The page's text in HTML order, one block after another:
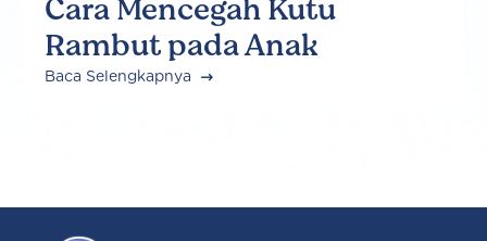
Cara Mencegah Kutu
Rambut pada Anak
Baca Selengkapnya